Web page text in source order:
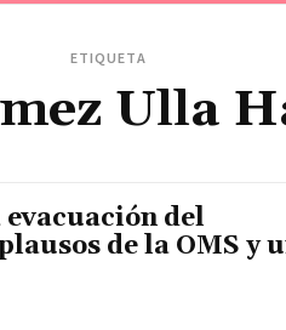
ETIQUETA
Ulla
del
de la OMS y